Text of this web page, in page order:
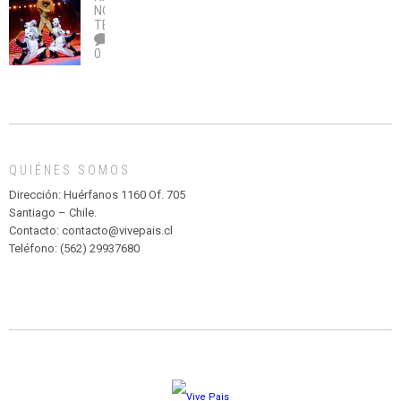
no
legalice
el
abuso”
OBRA
DE
TEATRO
Y
MADAGASCAR
PARQUE
HURATDO
NOTICIAS
TEATRO
0
QUIÉNES SOMOS
Dirección: Huérfanos 1160 Of. 705
Santiago – Chile.
Contacto: contacto@vivepais.cl
Teléfono: (562) 29937680